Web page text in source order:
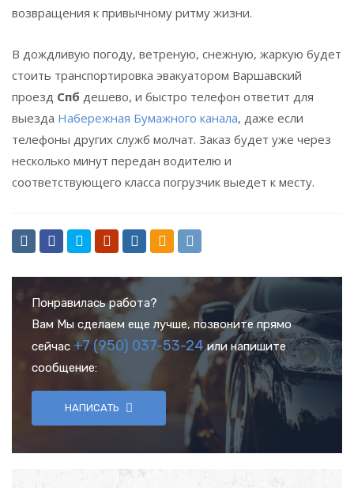
возвращения к привычному ритму жизни.
В дождливую погоду, ветреную, снежную, жаркую будет
стоить транспортировка эвакуатором Варшавский
проезд Спб дешево, и быстро телефон ответит для
выезда Набережная Бумажного канала, даже если
телефоны других служб молчат. Заказ будет уже через
несколько минут передан водителю и
соответствующего класса погрузчик выедет к месту.
Понравилась работа?
Вам Мы сделаем еще лучше, позвоните прямо
сейчас +7 (950) 037-53-24или напишите
сообщение:
НАПИСАТЬ